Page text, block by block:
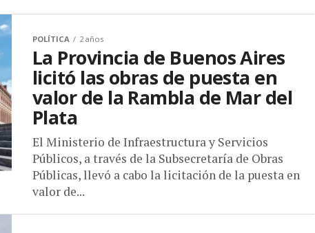
POLÍTICA 2 años
La Provincia de Buenos Aires
licitó las obras de puesta en
valor de la Rambla de Mar del
Plata
El Ministerio de Infraestructura y Servicios
Públicos, a través de la Subsecretaría de Obras
Públicas, llevó a cabo la licitación de la puesta en
valor de...